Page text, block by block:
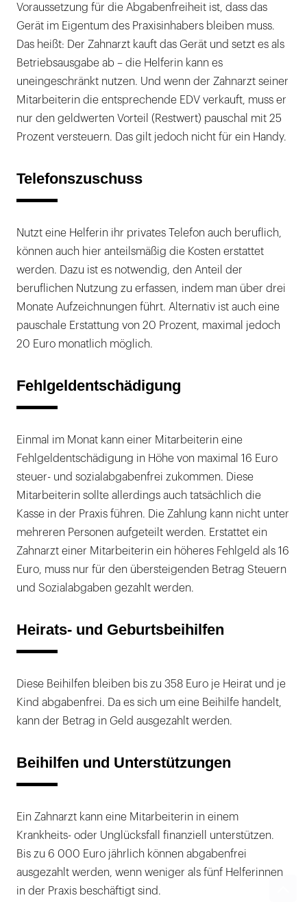
Voraussetzung für die Abgabenfreiheit ist, dass das
Gerät im Eigentum des Praxisinhabers bleiben muss.
Das heißt: Der Zahnarzt kauft das Gerät und setzt es als
Betriebsausgabe ab – die Helferin kann es
uneingeschränkt nutzen. Und wenn der Zahnarzt seiner
Mitarbeiterin die entsprechende EDV verkauft, muss er
nur den geldwerten Vorteil (Restwert) pauschal mit 25
Prozent versteuern. Das gilt jedoch nicht für ein Handy.
Telefonszuschuss
Nutzt eine Helferin ihr privates Telefon auch beruflich,
können auch hier anteilsmäßig die Kosten erstattet
werden. Dazu ist es notwendig, den Anteil der
beruflichen Nutzung zu erfassen, indem man über drei
Monate Aufzeichnungen führt. Alternativ ist auch eine
pauschale Erstattung von 20 Prozent, maximal jedoch
20 Euro monatlich möglich.
Fehlgeldentschädigung
Einmal im Monat kann einer Mitarbeiterin eine
Fehlgeldentschädigung in Höhe von maximal 16 Euro
steuer- und sozialabgabenfrei zukommen. Diese
Mitarbeiterin sollte allerdings auch tatsächlich die
Kasse in der Praxis führen. Die Zahlung kann nicht unter
mehreren Personen aufgeteilt werden. Erstattet ein
Zahnarzt einer Mitarbeiterin ein höheres Fehlgeld als 16
Euro, muss nur für den übersteigenden Betrag Steuern
und Sozialabgaben gezahlt werden.
Heirats- und Geburtsbeihilfen
Diese Beihilfen bleiben bis zu 358 Euro je Heirat und je
Kind abgabenfrei. Da es sich um eine Beihilfe handelt,
kann der Betrag in Geld ausgezahlt werden.
Beihilfen und Unterstützungen
Ein Zahnarzt kann eine Mitarbeiterin in einem
Krankheits- oder Unglücksfall finanziell unterstützen.
Bis zu 6 000 Euro jährlich können abgabenfrei
ausgezahlt werden, wenn weniger als fünf Helferinnen
in der Praxis beschäftigt sind.